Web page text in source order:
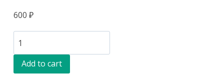
600 ₽
Pchelodar
Левоксивет
для
Add to cart